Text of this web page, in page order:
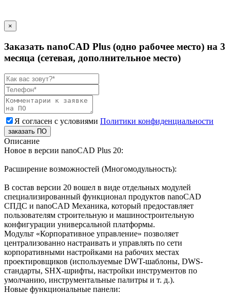
×
Заказать nanoCAD Plus (одно рабочее место) на 3
месяца (сетевая, дополнительное место)
Я согласен с условиями Политики конфиденциальности
заказать ПО
Описание
Новое в версии nanoCAD Plus 20:
Расширение возможностей (Многомодульность):
В состав версии 20 вошел в виде отдельных модулей
специализированный функционал продуктов nanoCAD
СПДС и nanoCAD Механика, который предоставляет
пользователям строительную и машиностроительную
конфигурации универсальной платформы.
Модульт «Корпоративное управление» позволяет
централизованно настраивать и управлять по сети
корпоративными настройками на рабочих местах
проектировщиков (используемые DWT-шаблоны, DWS-
стандарты, SHX-шрифты, настройки инструментов по
умолчанию, инструментальные палитры и т. д.).
Новые функциональные панели: